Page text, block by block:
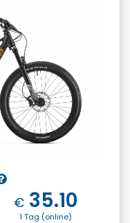
€ 35.10
1 Tag (online)